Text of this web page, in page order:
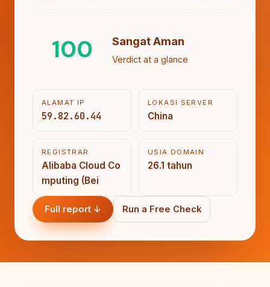
100 Sangat Aman
Verdict at a glance
ALAMAT IP
59.82.60.44
LOKASI SERVER
China
REGISTRAR
Alibaba Cloud Co
mputing (Bei
USIA DOMAIN
26.1 tahun
Full report ↓ Run a Free Check